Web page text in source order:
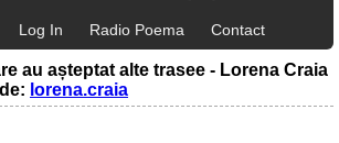
Log In Radio Poema Contact
au așteptat alte trasee - Lorena Craia
lorena.craia